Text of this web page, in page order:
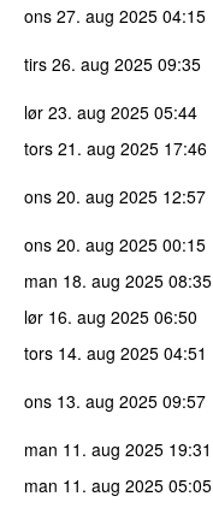
ons 27. aug 2025 04:15
tirs 26. aug 2025 09:35
lør 23. aug 2025 05:44
tors 21. aug 2025 17:46
ons 20. aug 2025 12:57
ons 20. aug 2025 00:15
man 18. aug 2025 08:35
lør 16. aug 2025 06:50
tors 14. aug 2025 04:51
ons 13. aug 2025 09:57
man 11. aug 2025 19:31
man 11. aug 2025 05:05